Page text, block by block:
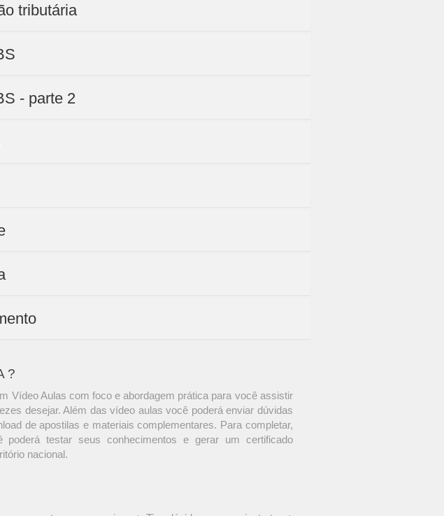
tributária
- parte 2
?
Vídeo Aulas com foco e abordagem prática para você assistir
desejar. Além das vídeo aulas você poderá enviar dúvidas
de apostilas e materiais complementares. Para completar,
testar seus conhecimentos e gerar um certificado
nacional.